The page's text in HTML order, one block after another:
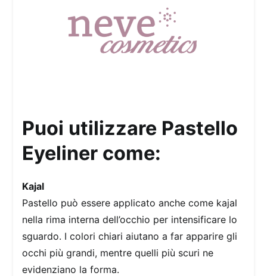
Puoi utilizzare Pastello
Eyeliner come:
Kajal
Pastello può essere applicato anche come kajal
nella rima interna dell’occhio per intensificare lo
sguardo. I colori chiari aiutano a far apparire gli
occhi più grandi, mentre quelli più scuri ne
evidenziano la forma.